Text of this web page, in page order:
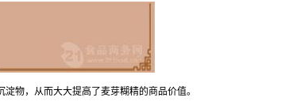
物，从而大大提高了麦芽糊精的商品价值。